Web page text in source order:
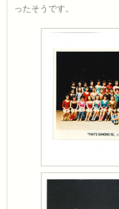
ったそうです。